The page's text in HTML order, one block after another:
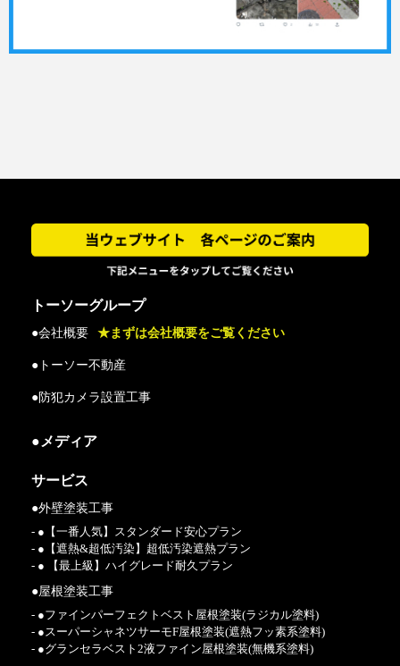
トーソーグループ
●会社概要 ★まずは会社概要をご覧ください
●トーソー不動産
●防犯カメラ設置工事
●メディア
サービス
●外壁塗装工事
- ●【一番人気】スタンダード安心プラン
- ●【遮熱&超低汚染】超低汚染遮熱プラン
- ● 【最上級】ハイグレード耐久プラン
●屋根塗装工事
- ●ファインパーフェクトベスト屋根塗装(ラジカル塗料)
- ●スーパーシャネツサーモF屋根塗装(遮熱フッ素系塗料)
- ●グランセラベスト2液ファイン屋根塗装(無機系塗料)